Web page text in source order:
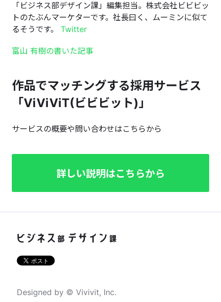
「ビジネス部デザイン課」編集担当。株式会社ビビビッ
トのたぶんマーケターです。社長曰く、ムーミンに似て
るそうです。 Twitter
富山 有樹の書いた記事
作品でマッチングする採用サービス
「ViViViT(ビビビット)」
サービスの概要や問い合わせはこちらから
詳しい説明はこちらから
Designed by © Vivivit, Inc.